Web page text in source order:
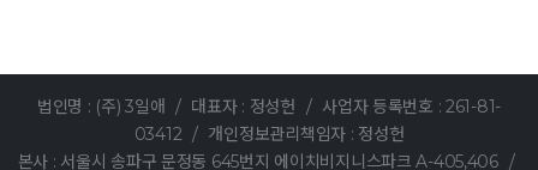
법인명 : (주) 3일애 / 대표자 : 정성헌 / 사업자 등록번호 : 261-81-
03412 / 개인정보관리책임자 : 정성헌
본사 : 서울시 송파구 문정동 645번지 에이치비지니스파크 A-405,406 /